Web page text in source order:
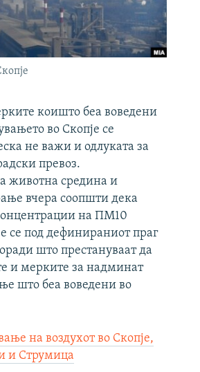
коишто беа воведени
во Скопје се
не важи и одлуката за
превоз.
животна средина и
вчера соопшти дека
на ПМ10
се под дефинираниот праг
што престануваат да
и мерките за надминат
што беа воведени во
на воздухот во Скопје,
и Струмица